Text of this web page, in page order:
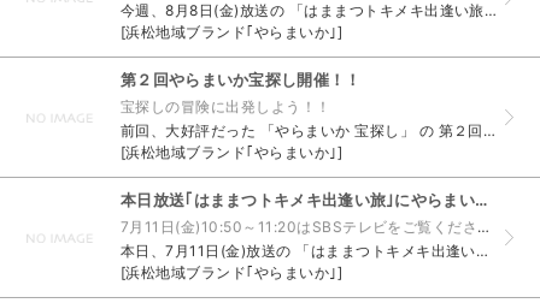
今週、8月8日(金)放送の 「はままつトキメキ出逢い旅」 にて やらまいかブランド認定品が紹介されます！！ 日時：毎月1回 第2金曜日 10:50～11:20 テレビ局： SBSテレビ 今回は浜...
[浜松地域ブランド｢やらまいか｣]
第２回やらまいか宝探し開催！！
宝探しの冒険に出発しよう！！
前回、大好評だった 「やらまいか 宝探し」 の 第２回が今週の日曜日より開催されます！ 第２回開催期間：平成26年7月20日〜平成26年8月31日 詳しくは、 「やらまいか 宝探し」 特設サイト...
[浜松地域ブランド｢やらまいか｣]
本日放送｢はままつトキメキ出逢い旅｣にやらまいかブランドが登場！
7月11日(金)10:50～11:20はSBSテレビをご覧ください！
本日、7月11日(金)放送の 「はままつトキメキ出逢い旅」 にて やらまいかブランド認定品が紹介されます！！ 日時：毎月1回 第2金曜日 10:50～11:20 テレビ局： SBSテレビ 今回は...
[浜松地域ブランド｢やらまいか｣]